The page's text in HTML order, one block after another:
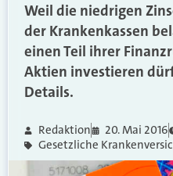
Weil die niedrigen
der Krankenkassen
einen Teil ihrer
Aktien investieren
Details.
Redaktion 20. Mai 2016
Gesetzliche